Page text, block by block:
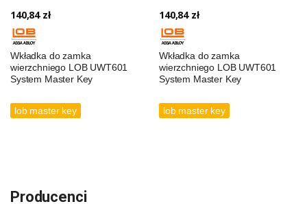
140,84 zł
Wkładka do zamka
wierzchniego LOB UWT601
System Master Key
lob master key
140,84 zł
Wkładka do zamka
wierzchniego LOB UWT601
System Master Key
lob master key
Producenci